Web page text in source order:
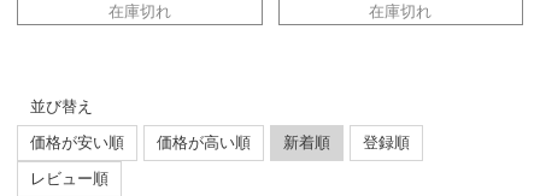
在庫切れ 在庫切れ
並び替え
価格が安い順
価格が高い順 新着順
登録順
レビュー順